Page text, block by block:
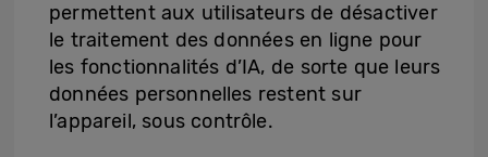
permettent aux utilisateurs de désactiver
le traitement des données en ligne pour
les fonctionnalités d’IA, de sorte que leurs
données personnelles restent sur
l’appareil, sous contrôle.